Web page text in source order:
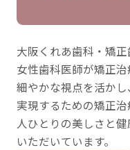
大阪くれあ歯科・矯
女性歯科医師が矯正
細やかな視点を活か
実現するための矯正
人ひとりの美しさと
いただいています。